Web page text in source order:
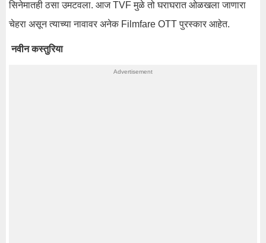
सिनेमातही ठसा उमटवला. आज TVF मुळे तो घराघरात ओळखला जाणारा
चेहरा असून त्याच्या नावावर अनेक Filmfare OTT पुरस्कार आहेत.
नवीन कस्तुरिया